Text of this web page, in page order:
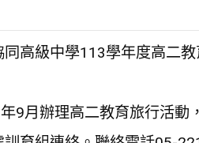
同高級中學113學年度高二
9月辦理高二教育旅行活